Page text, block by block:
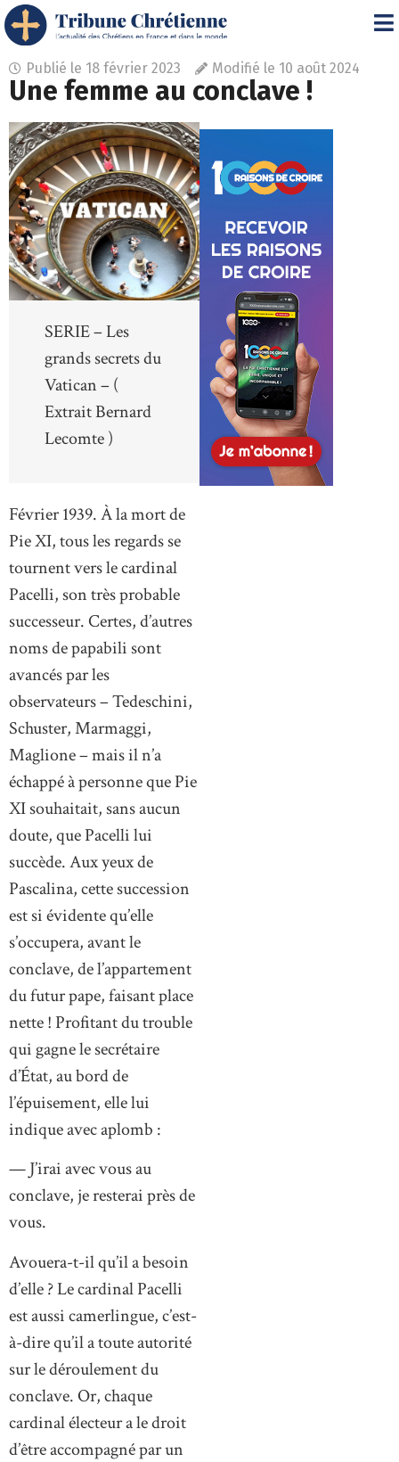
Publié le 18 février 2023 Modifié le 10 août 2024
Une femme au conclave !
SERIE – Les
grands secrets du
Vatican – (
Extrait Bernard
Lecomte )
Février 1939. À la mort de
Pie XI, tous les regards se
tournent vers le cardinal
Pacelli, son très probable
successeur. Certes, d’autres
noms de papabili sont
avancés par les
observateurs – Tedeschini,
Schuster, Marmaggi,
Maglione – mais il n’a
échappé à personne que Pie
XI souhaitait, sans aucun
doute, que Pacelli lui
succède. Aux yeux de
Pascalina, cette succession
est si évidente qu’elle
s’occupera, avant le
conclave, de l’appartement
du futur pape, faisant place
nette ! Profitant du trouble
qui gagne le secrétaire
d’État, au bord de
l’épuisement, elle lui
indique avec aplomb :
— J’irai avec vous au
conclave, je resterai près de
vous.
Avouera-t-il qu’il a besoin
d’elle ? Le cardinal Pacelli
est aussi camerlingue, c’est-
à-dire qu’il a toute autorité
sur le déroulement du
conclave. Or, chaque
cardinal électeur a le droit
d’être accompagné par un